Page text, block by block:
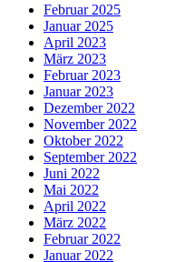
Februar 2025
Januar 2025
April 2023
März 2023
Februar 2023
Januar 2023
Dezember 2022
November 2022
Oktober 2022
September 2022
Juni 2022
Mai 2022
April 2022
März 2022
Februar 2022
Januar 2022